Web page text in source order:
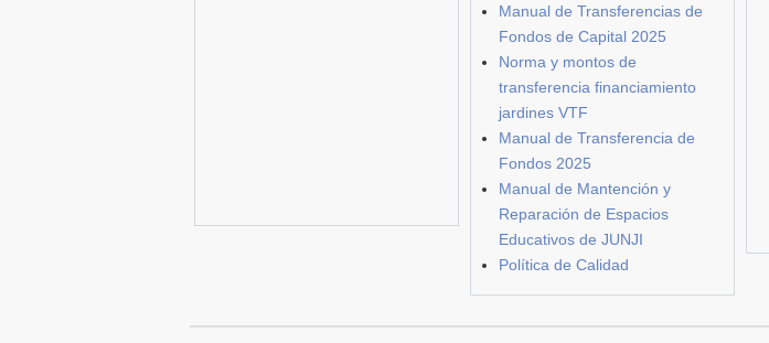
Manual de Transferencias de
Fondos de Capital 2025
Norma y montos de
transferencia financiamiento
jardines VTF
Manual de Transferencia de
Fondos 2025
Manual de Mantención y
Reparación de Espacios
Educativos de JUNJI
Política de Calidad